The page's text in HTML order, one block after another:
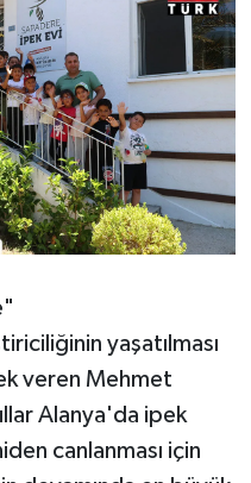
yaşatılması
veren Mehmet
Alanya'da ipek
canlanması için